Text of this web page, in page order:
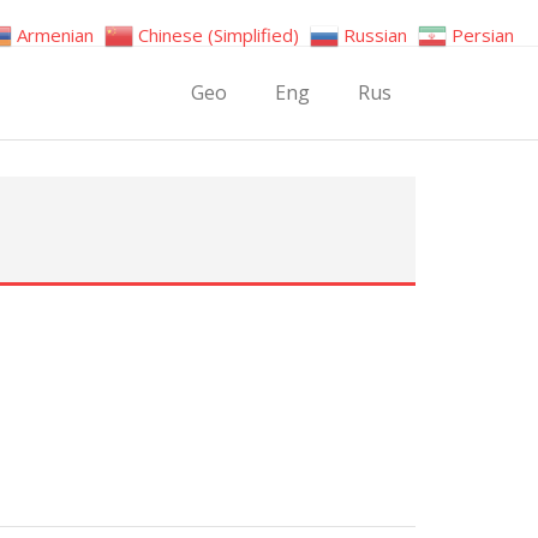
Geo Eng Rus
Armenian Chinese (Simplified) Russian Persian